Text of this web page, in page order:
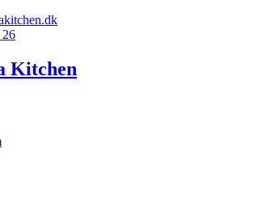
26
Kitchen